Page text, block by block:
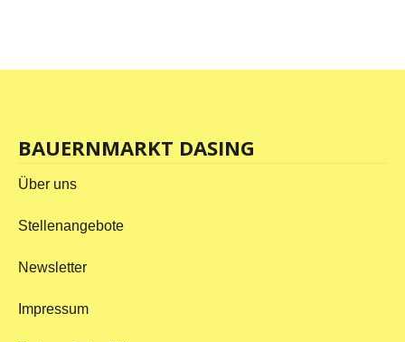
BAUERNMARKT DASING
Über uns
Stellenangebote
Newsletter
Impressum